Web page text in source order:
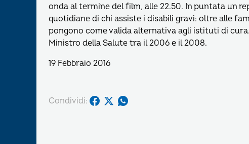
onda al termine del film, alle 22.50. In puntata un
quotidiane di chi assiste i disabili gravi: oltre alle
pongono come valida alternativa agli istituti di
Ministro della Salute tra il 2006 e il 2008.
19 Febbraio 2016
Condividi: